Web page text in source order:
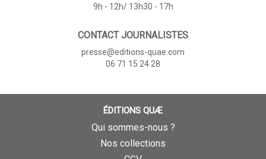
9h - 12h/ 13h30 - 17h
CONTACT JOURNALISTES
presse@editions-quae.com
06 71 15 24 28
ÉDITIONS QUÆ
Qui sommes-nous ?
Nos collections